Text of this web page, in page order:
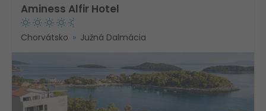
Aminess Alfir Hotel
Chorvátsko Južná Dalmácia